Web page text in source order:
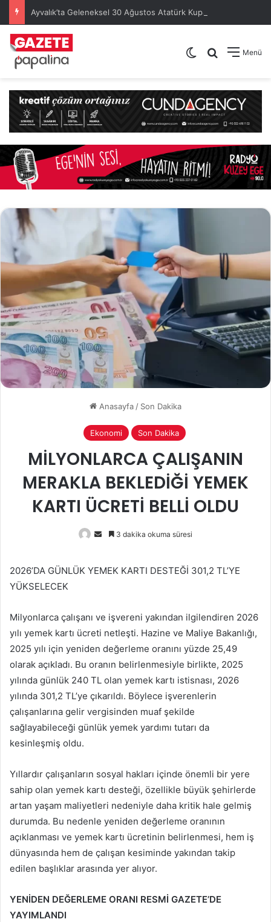
Menü
Arama yap
Dış görünümü
Anasayfa/ Son Dakika
Ekonomi Son Dakika
MİLYONLARCA ÇALIŞANIN
MERAKLA BEKLEDİĞİ YEMEK
KARTI ÜCRETİ BELLİ OLDU
Bir
3 dakika okuma süresi
2026’DA GÜNLÜK YEMEK KARTI DESTEĞİ 301,2 TL’YE
YÜKSELECEK
Milyonlarca çalışanı ve işvereni yakından ilgilendiren 2026
yılı yemek kartı ücreti netleşti. Hazine ve Maliye Bakanlığı,
2025 yılı için yeniden değerleme oranını yüzde 25,49
olarak açıkladı. Bu oranın belirlenmesiyle birlikte, 2025
yılında günlük 240 TL olan yemek kartı istisnası, 2026
yılında 301,2 TL’ye çıkarıldı. Böylece işverenlerin
çalışanlarına gelir vergisinden muaf şekilde
sağlayabileceği günlük yemek yardımı tutarı da
kesinleşmiş oldu.
Yıllardır çalışanların sosyal hakları içinde önemli bir yere
sahip olan yemek kartı desteği, özellikle büyük şehirlerde
artan yaşam maliyetleri nedeniyle daha kritik hale gelmiş
durumda. Bu nedenle yeniden değerleme oranının
açıklanması ve yemek kartı ücretinin belirlenmesi, hem iş
dünyasında hem de çalışan kesiminde yakından takip
edilen başlıklar arasında yer alıyor.
YENİDEN DEĞERLEME ORANI RESMİ GAZETE’DE
YAYIMLANDI